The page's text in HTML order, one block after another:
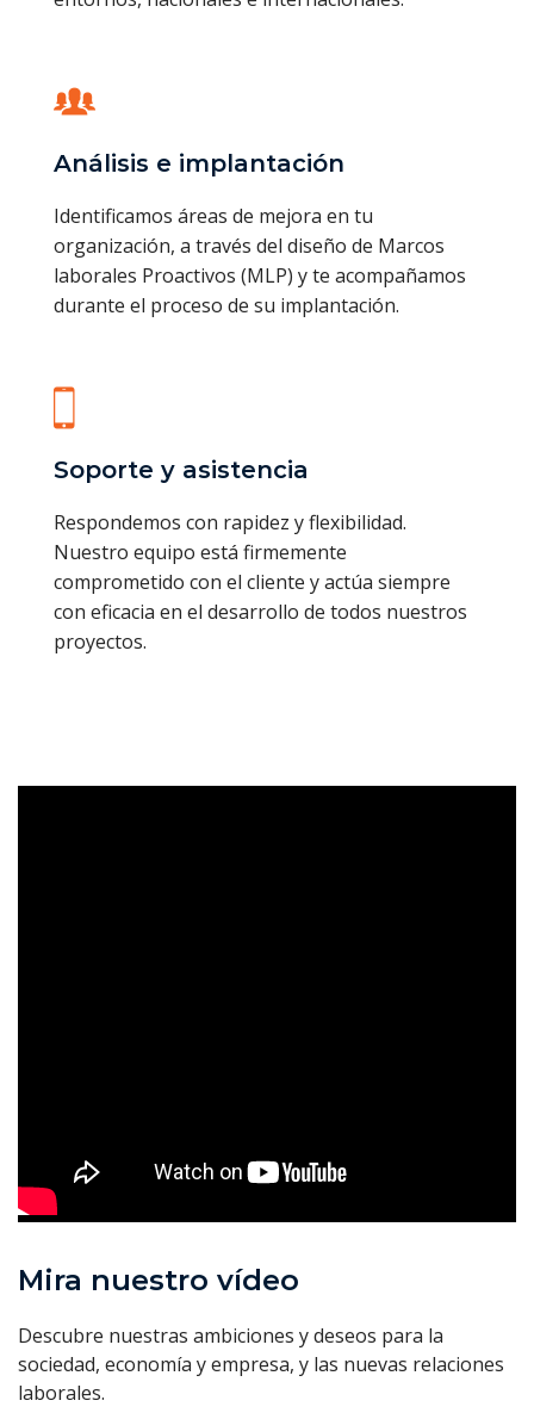
Análisis e implantación
Identificamos áreas de mejora en tu
organización, a través del diseño de Marcos
laborales Proactivos (MLP) y te acompañamos
durante el proceso de su implantación.
Soporte y asistencia
Respondemos con rapidez y flexibilidad.
Nuestro equipo está firmemente
comprometido con el cliente y actúa siempre
con eficacia en el desarrollo de todos nuestros
proyectos.
Mira nuestro vídeo
Descubre nuestras ambiciones y deseos para la
sociedad, economía y empresa, y las nuevas relaciones
laborales.